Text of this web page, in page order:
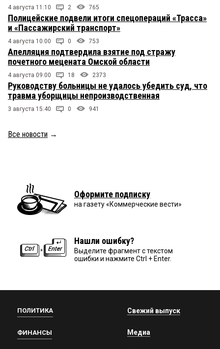
4 августа 11:10 2 765
Полицейские подвели итоги спецопераций «Трасса»
и «Пассажирский транспорт»
4 августа 10:00 0 753
Апелляция подтвердила взятие под стражу
почетного мецената Омской области
4 августа 09:00 18 2373
Руководству больницы не удалось убедить суд, что
травма уборщицы непроизводственная
3 августа 15:40 0 941
Все новости →
Оформите подписку
на газету «Коммерческие вести»
Нашли ошибку?
Выделите фрагмент с текстом
ошибки и нажмите Ctrl + Enter.
ПОЛИТИКА
ФИНАНСЫ
Свежий выпуск
Медиа